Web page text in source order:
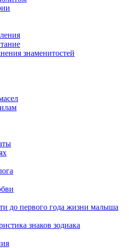
знаменитостей
до первого года жизни малыша
знаков зодиака